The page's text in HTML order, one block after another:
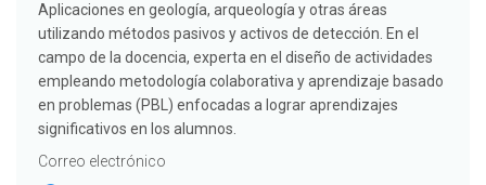
Aplicaciones en geología, arqueología y otras áreas
utilizando métodos pasivos y activos de detección. En el
campo de la docencia, experta en el diseño de actividades
empleando metodología colaborativa y aprendizaje basado
en problemas (PBL) enfocadas a lograr aprendizajes
significativos en los alumnos.
Correo electrónico